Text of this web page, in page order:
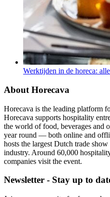
Werktijden in de horeca:
About Horecava
Horecava is the leading platform
Horecava supports hospitality
the world of food, beverages and
year round — both online and
hosts the largest Dutch trade
industry. Around 60,000
companies visit the event.
Newsletter - Stay up to